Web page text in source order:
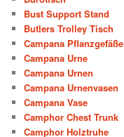
Bust Support Stand
Butlers Trolley Tisch
Campana Pflanzgefäße
Campana Urne
Campana Urnen
Campana Urnenvasen
Campana Vase
Camphor Chest Trunk
Camphor Holztruhe